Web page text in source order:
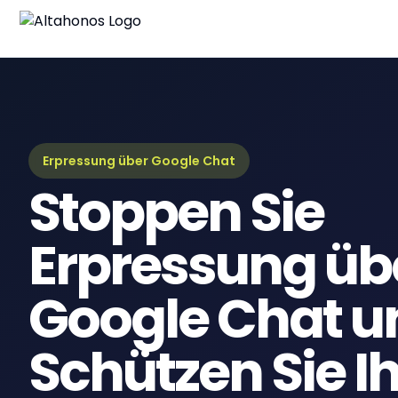
Erpressung über Google Chat
Stoppen Sie
Erpressung
Google Chat
Schützen Sie